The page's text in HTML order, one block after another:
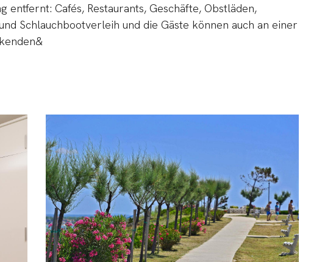
Cafés, Restaurants, Geschäfte, Obstläden,
Schlauchbootverleih und die Gäste können auch an einer